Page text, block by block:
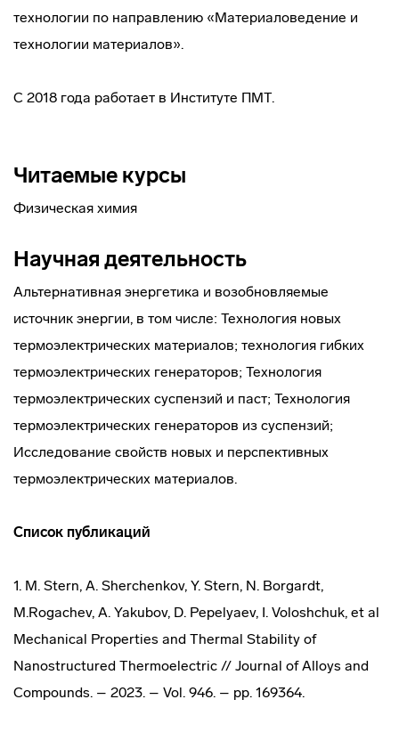
технологии по направлению «Материаловедение и
технологии материалов».
С 2018 года работает в Институте ПМТ.
Читаемые курсы
Физическая химия
Научная деятельность
Альтернативная энергетика и возобновляемые
источник энергии, в том числе: Технология новых
термоэлектрических материалов; технология гибких
термоэлектрических генераторов; Технология
термоэлектрических суспензий и паст; Технология
термоэлектрических генераторов из суспензий;
Исследование свойств новых и перспективных
термоэлектрических материалов.
Список публикаций
1. M. Stern, A. Sherchenkov, Y. Stern, N. Borgardt,
M.Rogachev, A. Yakubov, D. Pepelyaev, I. Voloshchuk, et al
Mechanical Properties and Thermal Stability of
Nanostructured Thermoelectric // Journal of Alloys and
Compounds. – 2023. – Vol. 946. – pp. 169364.